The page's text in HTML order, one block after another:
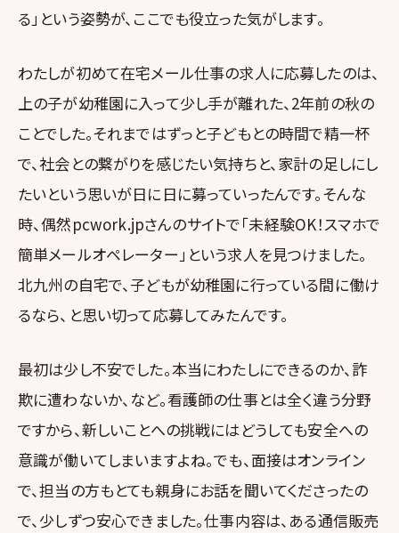
る」という姿勢が、ここでも役立った気がします。
わたしが初めて在宅メール仕事の求人に応募したのは、
上の子が幼稚園に入って少し手が離れた、2年前の秋の
ことでした。それまではずっと子どもとの時間で精一杯
で、社会との繋がりを感じたい気持ちと、家計の足しにし
たいという思いが日に日に募っていったんです。そんな
時、偶然pcwork.jpさんのサイトで「未経験OK！スマホで
簡単メールオペレーター」という求人を見つけました。
北九州の自宅で、子どもが幼稚園に行っている間に働け
るなら、と思い切って応募してみたんです。
最初は少し不安でした。本当にわたしにできるのか、詐
欺に遭わないか、など。看護師の仕事とは全く違う分野
ですから、新しいことへの挑戦にはどうしても安全への
意識が働いてしまいますよね。でも、面接はオンライン
で、担当の方もとても親身にお話を聞いてくださったの
で、少しずつ安心できました。仕事内容は、ある通信販売